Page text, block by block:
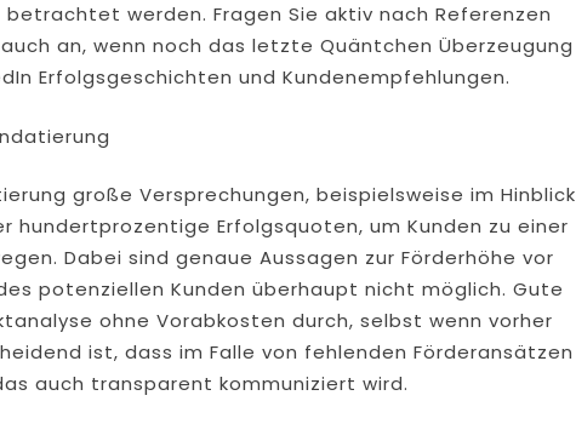
werden. Fragen Sie aktiv nach Referenzen
an, wenn noch das letzte Quäntchen Überzeugung
Erfolgsgeschichten und Kundenempfehlungen.
große Versprechungen, beispielsweise im Hinblick
hundertprozentige Erfolgsquoten, um Kunden zu einer
Dabei sind genaue Aussagen zur Förderhöhe vor
potenziellen Kunden überhaupt nicht möglich. Gute
ohne Vorabkosten durch, selbst wenn vorher
ist, dass im Falle von fehlenden Förderansätzen
auch transparent kommuniziert wird.